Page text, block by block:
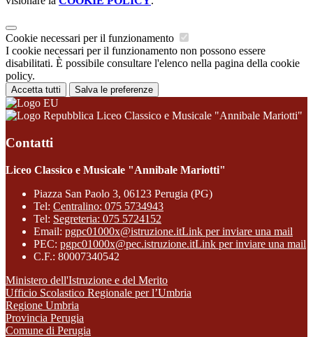
Cookie necessari per il funzionamento
I cookie necessari per il funzionamento non possono essere
disabilitati. È possibile consultare l'elenco nella pagina della cookie
policy.
Accetta tutti Salva le preferenze
Liceo Classico e Musicale "Annibale Mariotti"
Contatti
Liceo Classico e Musicale "Annibale Mariotti"
Piazza San Paolo 3, 06123 Perugia (PG)
Tel: Centralino: 075 5734943
Tel: Segreteria: 075 5724152
Email: pgpc01000x@istruzione.itLink per inviare una mail
PEC: pgpc01000x@pec.istruzione.itLink per inviare una mail
C.F.: 80007340542
Ministero dell'Istruzione e del Merito
Ufficio Scolastico Regionale per l’Umbria
Regione Umbria
Provincia Perugia
Comune di Perugia